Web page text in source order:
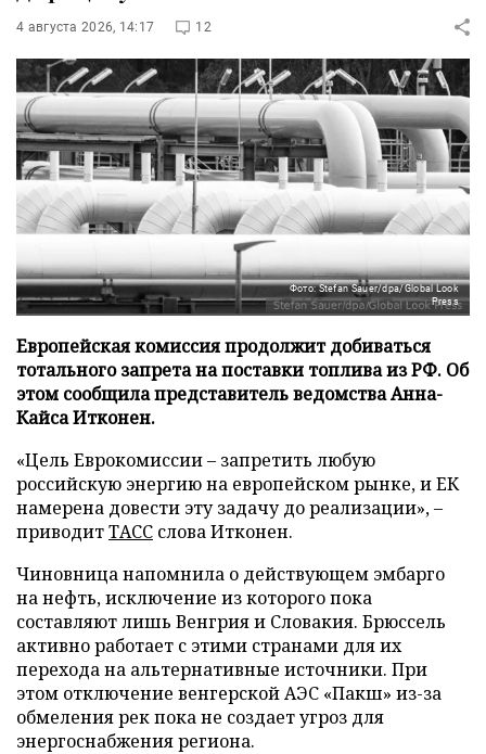
4 августа 2026, 14:17 12
Фото: Stefan Sauer/dpa/Global Look
Press
Европейская комиссия продолжит добиваться
тотального запрета на поставки топлива из РФ. Об
этом сообщила представитель ведомства Анна-
Кайса Итконен.
«Цель Еврокомиссии – запретить любую
российскую энергию на европейском рынке, и ЕК
намерена довести эту задачу до реализации», –
приводитТАСС слова Итконен.
Чиновница напомнила о действующем эмбарго
на нефть, исключение из которого пока
составляют лишь Венгрия и Словакия. Брюссель
активно работает с этими странами для их
перехода на альтернативные источники. При
этом отключение венгерской АЭС «Пакш» из-за
обмеления рек пока не создает угроз для
энергоснабжения региона.